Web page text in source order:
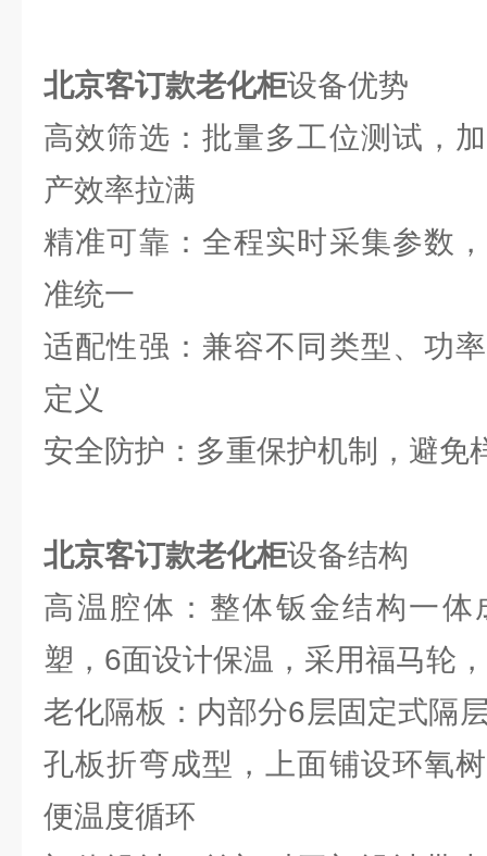
北京客订款老化柜设备优势
高效筛选：批量多工位测试，
产效率拉满
精准可靠：全程实时采集参数
准统一
适配性强：兼容不同类型、功
定义
安全防护：多重保护机制，避免
北京客订款老化柜设备结构
高温腔体：整体钣金结构一
塑，6面设计保温，采用福马轮
老化隔板：内部分6层固定式隔
孔板折弯成型，上面铺设环氧
便温度循环